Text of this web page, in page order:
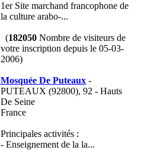
1er Site marchand francophone de
la culture arabo-...
(182050Nombre de visiteurs de
votre inscription depuis le 05-03-
2006)
Mosquée De Puteaux-
PUTEAUX (92800), 92 - Hauts
De Seine
France
Principales activités :
- Enseignement de la la...